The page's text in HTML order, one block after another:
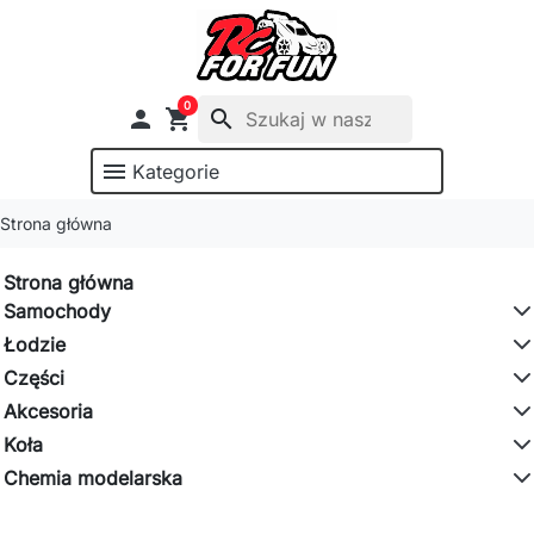
 shopping_cart
0
search
menu Kategorie
Strona główna
Strona główna
Samochody
Łodzie
Części
Akcesoria
Koła
Chemia modelarska